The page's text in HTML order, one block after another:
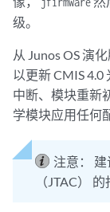
级。
从 Junos OS 演
以更新 CMIS
中断、模块重新
学模块应用任何
注意：
（JTAC）